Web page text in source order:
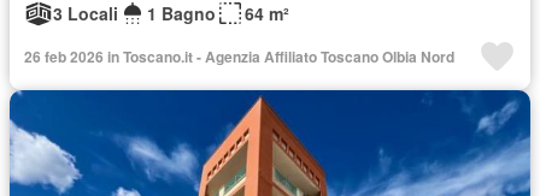
3 Locali
1 Bagno 64 m²
26 feb 2026 in Toscano.it - Agenzia Affiliato Toscano Olbia Nord